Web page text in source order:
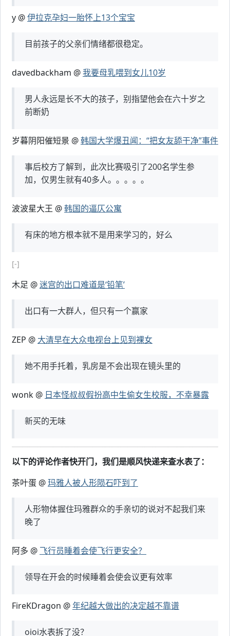
y @伊拉克孕妇一胎怀上13个宝宝
目前孩子的父亲们情绪都很稳定。
davedbackham @我要母乳喂到女儿10岁
男人永远是长不大的孩子，别指望他会在六十岁之
前断奶
岁暮阴阳催短景 @韩国大学爆丑闻：“把女友舔干净”事件
事后校方了解到，此次比赛吸引了200名学生参
加，仅男生就有40多人。。。。。
波波星大王 @韩国的逼仄公寓
有床的地方根本就不是用来学习的，好么
[-]
木足 @迷宫的出口难道是‘铅笔’
出口有一大群人，但只有一个赢家
ZEP @ 大清早在大众电视台上见到裸女
她不用手托着，乳房是不会出现在镜头里的
wonk @ 日本怪叔叔假扮高中生偷女生校服，不幸暴露
新买的无味
以下的评论作者快开门，我们是顺风快递来查水表了：
茶叶蛋 @玛雅人被人形陨石吓到了
人形物体握住玛雅群众的手亲切的说对不起我们来
晚了
阿多 @ 飞行员睡着会使飞行更安全？
领导在开会的时候睡着会使会议更有效率
FireKDragon @年纪越大做出的决定越不靠谱
oioi水表拆了没？